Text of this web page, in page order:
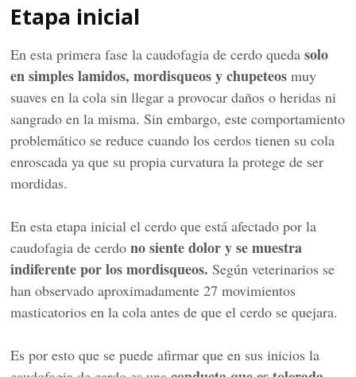
Etapa inicial
En esta primera fase la caudofagia de cerdo quedasolo
en simples lamidos, mordisqueos y chupeteosmuy
suaves en la cola sin llegar a provocar daños o heridas ni
sangrado en la misma. Sin embargo, este comportamiento
problemático se reduce cuando los cerdos tienen su cola
enroscada ya que su propia curvatura la protege de ser
mordidas.
En esta etapa inicial el cerdo que está afectado por la
caudofagia de cerdono siente dolor y se muestra
indiferente por los mordisqueos. Según veterinarios se
han observado aproximadamente 27 movimientos
masticatorios en la cola antes de que el cerdo se quejara.
Es por esto que se puede afirmar que en sus inicios la